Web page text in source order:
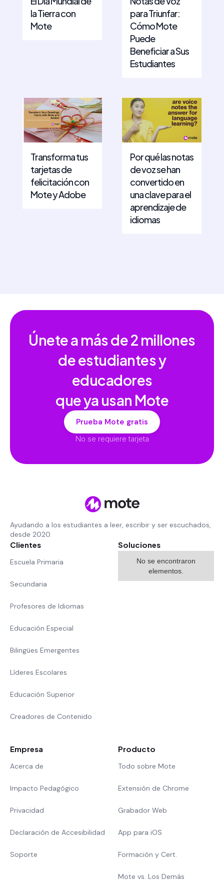
la Tierra con
Mote
para Triunfar:
Cómo Mote
Puede
Beneficiar a Sus
Estudiantes
Transforma tus
tarjetas de
felicitación con
Mote y Adobe
Por qué las notas
de voz se han
convertido en
una clave para el
aprendizaje de
idiomas
Únete a más de2 millones
de estudiantes y
educadores
que ya usan Mote
Prueba Mote gratis
No se requiere tarjeta
Ayudando a los estudiantes a leer, escribir y ser escuchados,
desde 2020.
Clientes
Escuela Primaria
Secundaria
Profesores de Idiomas
Educación Especial
Bilingües Emergentes
Líderes Escolares
Educación Superior
Creadores de Contenido
Soluciones
No se encontraron
elementos.
Empresa
Acerca de
Impacto Pedagógico
Privacidad
Declaración de Accesibilidad
Soporte
Producto
Todo sobre Mote
Extensión de Chrome
Grabador Web
App para iOS
Formación y Cert.
Mote vs. Los Demás